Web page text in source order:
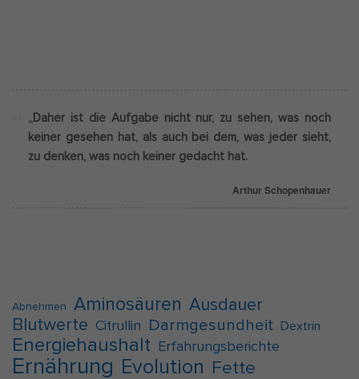
„Daher ist die Aufgabe nicht nur, zu sehen, was noch
keiner gesehen hat, als auch bei dem, was jeder sieht,
zu denken, was noch keiner gedacht hat.
Arthur Schopenhauer
Abnehmen Aminosäuren Ausdauer
Blutwerte
Citrullin Darmgesundheit Dextrin
Energiehaushalt Erfahrungsberichte
Ernährung Evolution Fette